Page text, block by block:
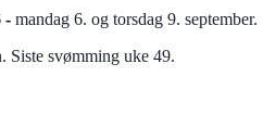
- mandag 6. og torsdag 9. september.
Siste svømming uke 49.